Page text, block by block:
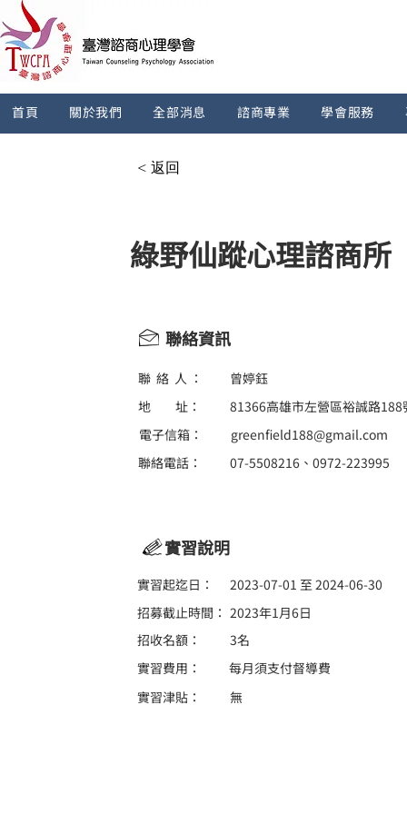
首頁 關於我們 全部消息 諮商專業 學會服務
< 返回
綠野仙蹤心理諮商所
聯絡資訊
聯 絡 人 ：
地 址：
電子信箱：
聯絡電話：
曾婷鈺
81366高雄市左營區裕誠路188
greenfield188@gmail.com
07-5508216、0972-223995
實習說明
實習起迄日：
2023-07-01 至 2024-06-30
招募截止時間：
招收名額：
2023年1月6日
3名
實習費用：
每月須支付督導費
實習津貼：
無